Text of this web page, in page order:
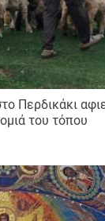
Περδικάκι
του τόπου